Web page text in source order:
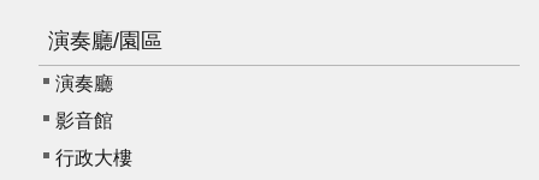
演奏廳/園區
演奏廳
影音館
行政大樓